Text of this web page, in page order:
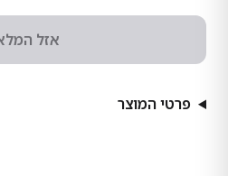
אזל
פרטי המוצר